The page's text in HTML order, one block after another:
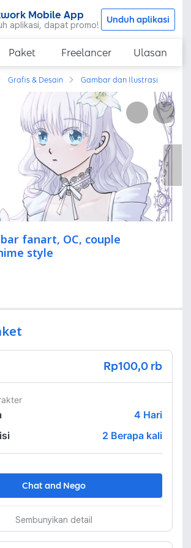
Mobile App
aplikasi, dapat promo! Unduh aplikasi
Paket Freelancer Ulasan
Grafis & Desain Gambar dan Ilustrasi
fanart, OC, couple
style
Rp100,0 rb
4 Hari
2 Berapa kali
Chat and Nego
Sembunyikan detail